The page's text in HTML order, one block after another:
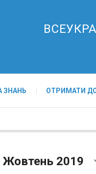
ЗНАНЬ ОТРИМАТИ
Жовтень 2019